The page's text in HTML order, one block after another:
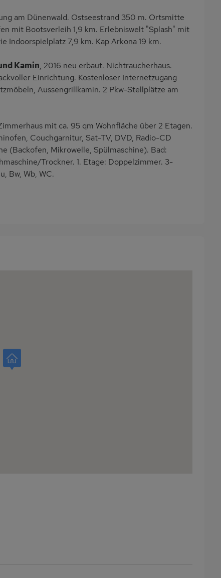
am Dünenwald. Ostseestrand 350 m. Ortsmitte
mit Bootsverleih 1,9 km. Erlebniswelt "Splash" mit
Indoorspielplatz 7,9 km. Kap Arkona 19 km.
Kamin, 2016 neu erbaut. Nichtraucherhaus.
Einrichtung. Kostenloser Internetzugang
Aussengrillkamin. 2 Pkw-Stellplätze am
mit ca. 95 qm Wohnfläche über 2 Etagen.
Couchgarnitur, Sat-TV, DVD, Radio-CD
(Backofen, Mikrowelle, Spülmaschine). Bad:
Trockner. 1. Etage: Doppelzimmer. 3-
Bw, Wb, WC.